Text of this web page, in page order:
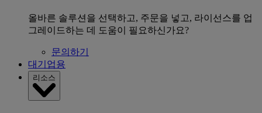
올바른 솔루션을 선택하고, 주문을 넣고, 라이선스를 업
그레이드하는 데 도움이 필요하신가요?
문의하기
대기업용
리소스